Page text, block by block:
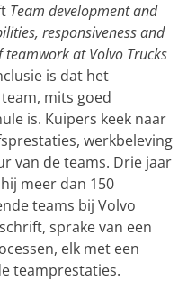
Team development and
responsiveness and
at Volvo Trucks
is dat het
mits goed
is. Kuipers keek naar
werkbeleving
van de teams. Drie jaar
meer dan 150
teams bij Volvo
sprake van een
elk met een
teamprestaties.